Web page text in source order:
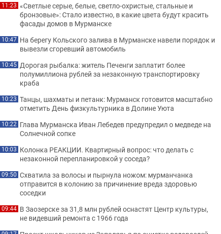
11:23 «Светлые серые, белые, светло-охристые, стальные и
бронзовые»: Стало известно, в какие цвета будут красить
фасады домов в Мурманске
10:47 На берегу Кольского залива в Мурманске навели порядок и
вывезли сгоревший автомобиль
10:45 Дорогая рыбалка: житель Печенги заплатит более
полумиллиона рублей за незаконную транспортировку
краба
10:23 Танцы, шахматы и петанк: Мурманск готовится масштабно
отметить День физкультурника в Долине Уюта
10:22 Глава Мурманска Иван Лебедев предупредил о медведе на
Солнечной сопке
10:03 Колонка РЕАКЦИИ. Квартирный вопрос: что делать с
незаконной перепланировкой у соседа?
09:50 Схватила за волосы и пырнула ножом: мурманчанка
отправится в колонию за причинение вреда здоровью
соседки
09:44 В Заозерске за 31,8 млн рублей оснастят Центр культуры,
не видевший ремонта с 1966 года